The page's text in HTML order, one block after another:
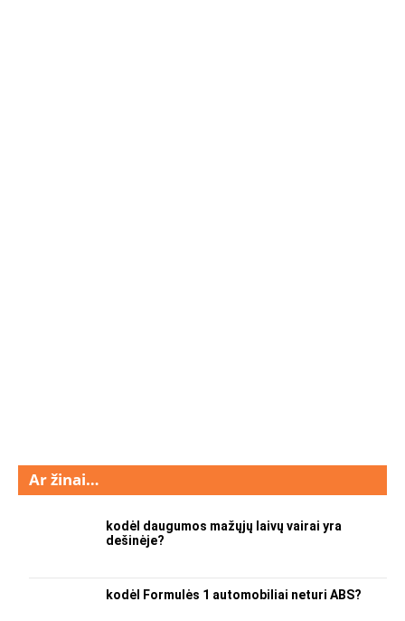
Ar žinai…
kodėl daugumos mažųjų laivų vairai yra
dešinėje?
kodėl Formulės 1 automobiliai neturi ABS?